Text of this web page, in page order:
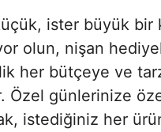
ister büyük bir
olun, nişan
her bütçeye ve
Özel günlerinize
istediğiniz her